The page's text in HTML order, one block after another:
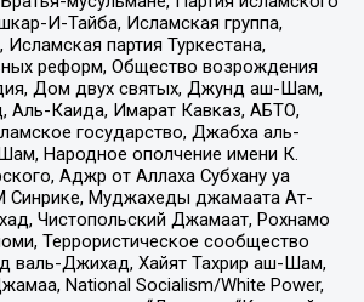
И-Тайба, Исламская группа,
партия Туркестана,
реформ, Общество возрождения
Дом двух святых, Джунд аш-Шам,
Аль-Каида, Имарат Кавказ, АБТО,
государство, Джабха аль-
Народное ополчение имени К.
Аджр от Аллаха Субхану уа
Синрике, Муджахеды джамаата Ат-
Чистопольский Джамаат, Рохнамо
Террористическое сообщество
валь-Джихад, Хайят Тахрир аш-Шам,
National Socialism/White Power,